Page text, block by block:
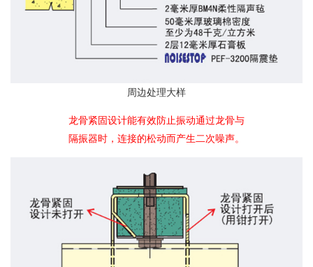
周边处理大样
龙骨紧固设计能有效防止振动通过龙骨与
隔振器时，连接的松动而产生二次噪声。